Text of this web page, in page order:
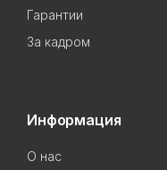
Гарантии
За кадром
Информация
О нас